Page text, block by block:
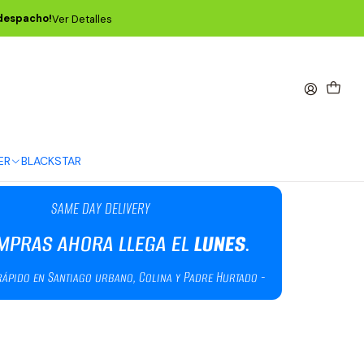
BLACKSTAR
Ver Detalles
Pheasant P05372
Black Pleasant Pheasant